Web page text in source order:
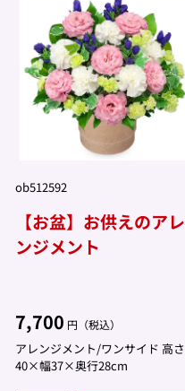
ob512592
【お盆】お供えのアレ
ンジメント
7,700 円（税込）
アレンジメント/ワンサイド 高さ
40×幅37×奥行28cm